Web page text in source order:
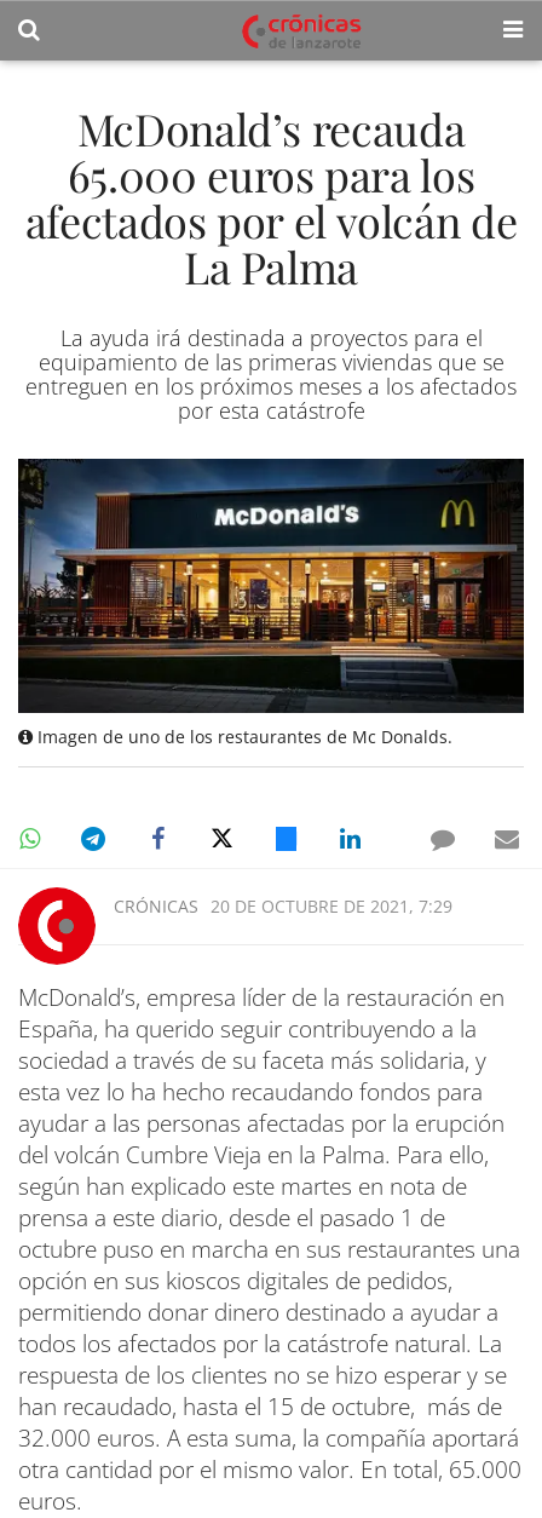
McDonald’s recauda
65.000 euros para los
afectados por el volcán de
La Palma
La ayuda irá destinada a proyectos para el
equipamiento de las primeras viviendas que se
entreguen en los próximos meses a los afectados
por esta catástrofe
Imagen de uno de los restaurantes de Mc Donalds.
CRÓNICAS 20 DE OCTUBRE DE 2021, 7:29
McDonald’s, empresa líder de la restauración en
España, ha querido seguir contribuyendo a la
sociedad a través de su faceta más solidaria, y
esta vez lo ha hecho recaudando fondos para
ayudar a las personas afectadas por la erupción
del volcán Cumbre Vieja en la Palma. Para ello,
según han explicado este martes en nota de
prensa a este diario, desde el pasado 1 de
octubre puso en marcha en sus restaurantes una
opción en sus kioscos digitales de pedidos,
permitiendo donar dinero destinado a ayudar a
todos los afectados por la catástrofe natural. La
respuesta de los clientes no se hizo esperar y se
han recaudado, hasta el 15 de octubre, más de
32.000 euros. A esta suma, la compañía aportará
otra cantidad por el mismo valor. En total, 65.000
euros.